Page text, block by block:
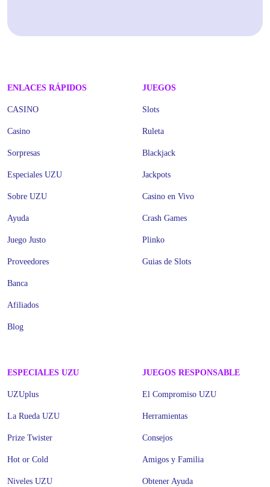
ENLACES RÁPIDOS
CASINO
Casino
Sorpresas
Especiales UZU
Sobre UZU
Ayuda
Juego Justo
Proveedores
Banca
Afiliados
Blog
JUEGOS
Slots
Ruleta
Blackjack
Jackpots
Casino en Vivo
Crash Games
Plinko
Guias de Slots
ESPECIALES UZU
UZUplus
La Rueda UZU
Prize Twister
Hot or Cold
Niveles UZU
JUEGOS RESPONSABLE
El Compromiso UZU
Herramientas
Consejos
Amigos y Familia
Obtener Ayuda